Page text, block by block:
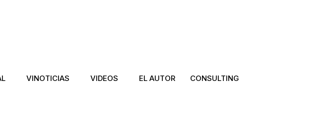
VINOTICIAS VIDEOS EL AUTOR CONSULTING